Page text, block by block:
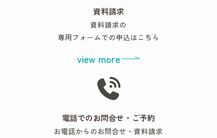
資料請求
資料請求の
専用フォームでの申込はこちら
view more
電話でのお問合せ・ご予約
お電話からのお問合せ・資料請求